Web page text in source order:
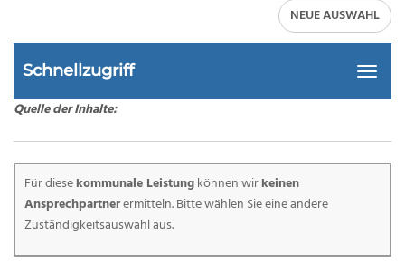
ein-/
Schnellzugriff
Quelle der Inhalte:
Für diesekommunale Leistungkönnen wirkeinen
Ansprechpartnerermitteln. Bitte wählen Sie eine andere
Zuständigkeitsauswahl aus.